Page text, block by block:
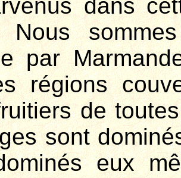
dans
Nous
par
régions
de
sont
eux